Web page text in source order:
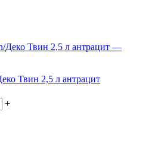
Твин 2,5 л антрацит
+